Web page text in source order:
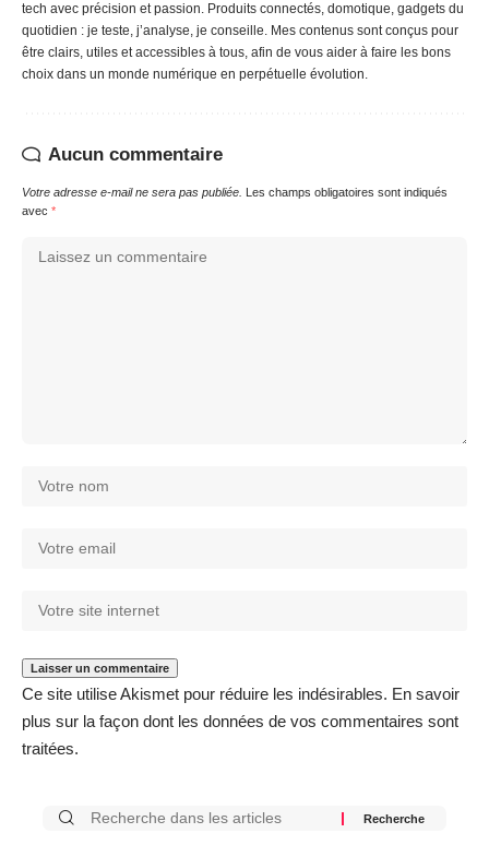
tech avec précision et passion. Produits connectés, domotique, gadgets du
quotidien : je teste, j’analyse, je conseille. Mes contenus sont conçus pour
être clairs, utiles et accessibles à tous, afin de vous aider à faire les bons
choix dans un monde numérique en perpétuelle évolution.
Aucun commentaire
Votre adresse e-mail ne sera pas publiée. Les champs obligatoires sont indiqués
avec *
Ce site utilise Akismet pour réduire les indésirables. En savoir
plus sur la façon dont les données de vos commentaires sont
traitées.